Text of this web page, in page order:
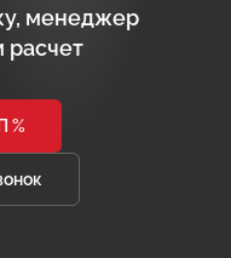
менеджер
расчет
%